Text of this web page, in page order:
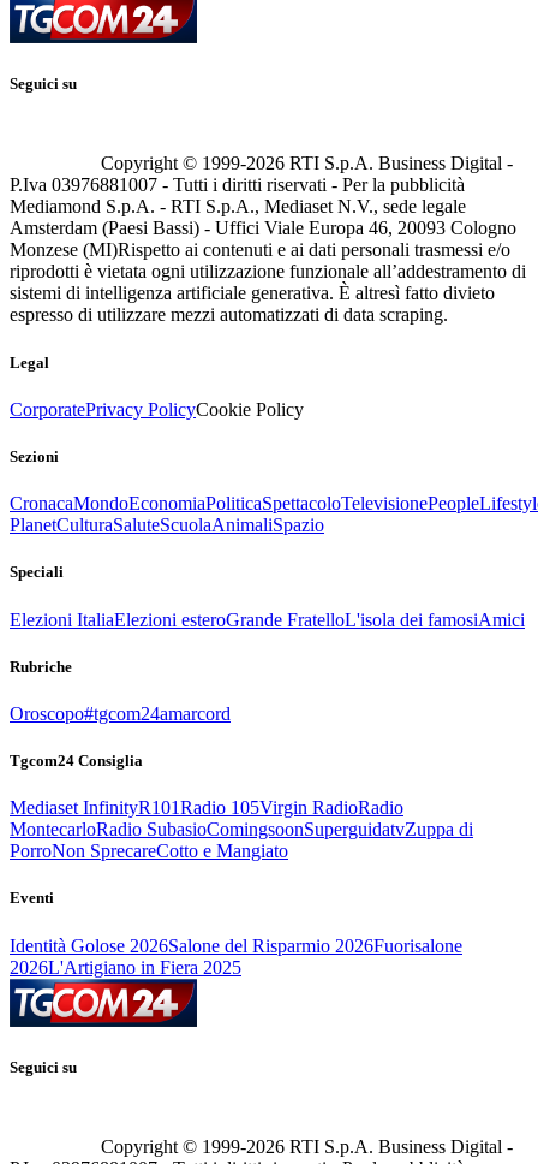
Seguici su
Copyright © 1999-2026 RTI S.p.A. Business Digital -
P.Iva 03976881007 - Tutti i diritti riservati - Per la pubblicità
Mediamond S.p.A. - RTI S.p.A., Mediaset N.V., sede legale
Amsterdam (Paesi Bassi) - Uffici Viale Europa 46, 20093 Cologno
Monzese (MI)Rispetto ai contenuti e ai dati personali trasmessi e/o
riprodotti è vietata ogni utilizzazione funzionale all’addestramento di
sistemi di intelligenza artificiale generativa. È altresì fatto divieto
espresso di utilizzare mezzi automatizzati di data scraping.
Legal
CorporatePrivacy PolicyCookie Policy
Sezioni
CronacaMondoEconomiaPoliticaSpettacoloTelevisionePeople
PlanetCulturaSaluteScuolaAnimaliSpazio
Speciali
Elezioni ItaliaElezioni esteroGrande FratelloL'isola dei famosiAmici
Rubriche
Oroscopo#tgcom24amarcord
Tgcom24 Consiglia
Mediaset InfinityR101Radio 105Virgin RadioRadio
MontecarloRadio SubasioComingsoonSuperguidatvZuppa di
PorroNon SprecareCotto e Mangiato
Eventi
Identità Golose 2026Salone del Risparmio 2026Fuorisalone
2026L'Artigiano in Fiera 2025
Seguici su
Copyright © 1999-2026 RTI S.p.A. Business Digital -